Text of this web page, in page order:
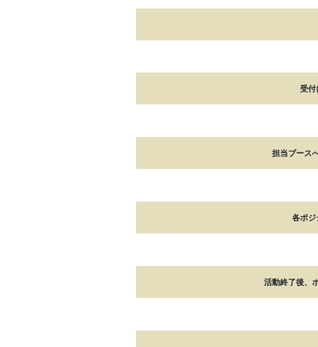
受
担当ブース
各ポ
活動終了後、